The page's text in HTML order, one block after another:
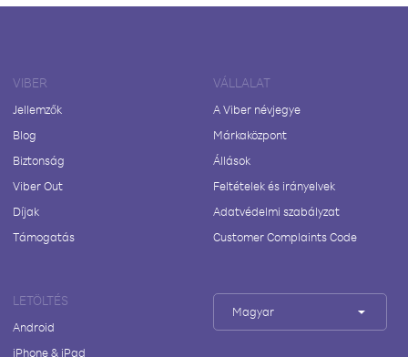
VIBER
Jellemzők
Blog
Biztonság
Viber Out
Díjak
Támogatás
VÁLLALAT
A Viber névjegye
Márkaközpont
Állások
Feltételek és irányelvek
Adatvédelmi szabályzat
Customer Complaints Code
LETÖLTÉS
Android
iPhone & iPad
Magyar